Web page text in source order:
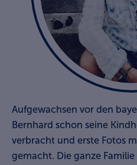
Aufgewachsen vor den
Bernhard schon seine
verbracht und erste Fotos
gemacht. Die ganze